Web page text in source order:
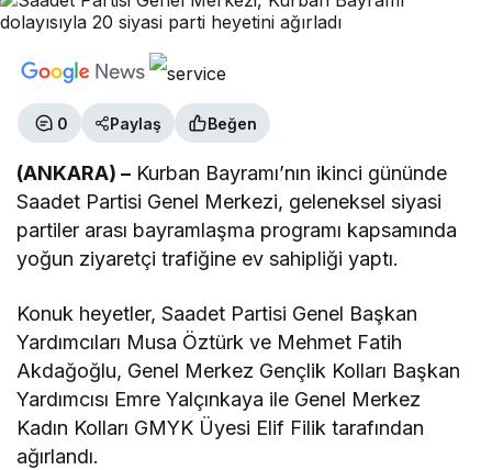
0 Paylaş Beğen
(ANKARA) – Kurban Bayramı’nın ikinci gününde
Saadet Partisi Genel Merkezi, geleneksel siyasi
partiler arası bayramlaşma programı kapsamında
yoğun ziyaretçi trafiğine ev sahipliği yaptı.
Konuk heyetler, Saadet Partisi Genel Başkan
Yardımcıları Musa Öztürk ve Mehmet Fatih
Akdağoğlu, Genel Merkez Gençlik Kolları Başkan
Yardımcısı Emre Yalçınkaya ile Genel Merkez
Kadın Kolları GMYK Üyesi Elif Filik tarafından
ağırlandı.